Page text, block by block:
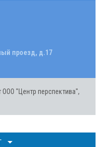
проезд, д.17
"Центр перспектива",